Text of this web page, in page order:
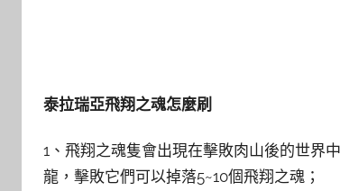
泰拉瑞亞飛翔之魂怎麼刷
1、飛翔之魂隻會出現在擊敗肉山後的世界
龍，擊敗它們可以掉落5~10個飛翔之魂；